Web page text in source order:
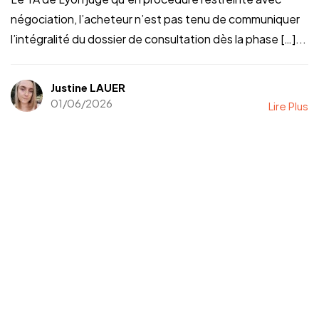
négociation, l’acheteur n’est pas tenu de communiquer
l’intégralité du dossier de consultation dès la phase […]...
Justine LAUER
01/06/2026
Lire Plus